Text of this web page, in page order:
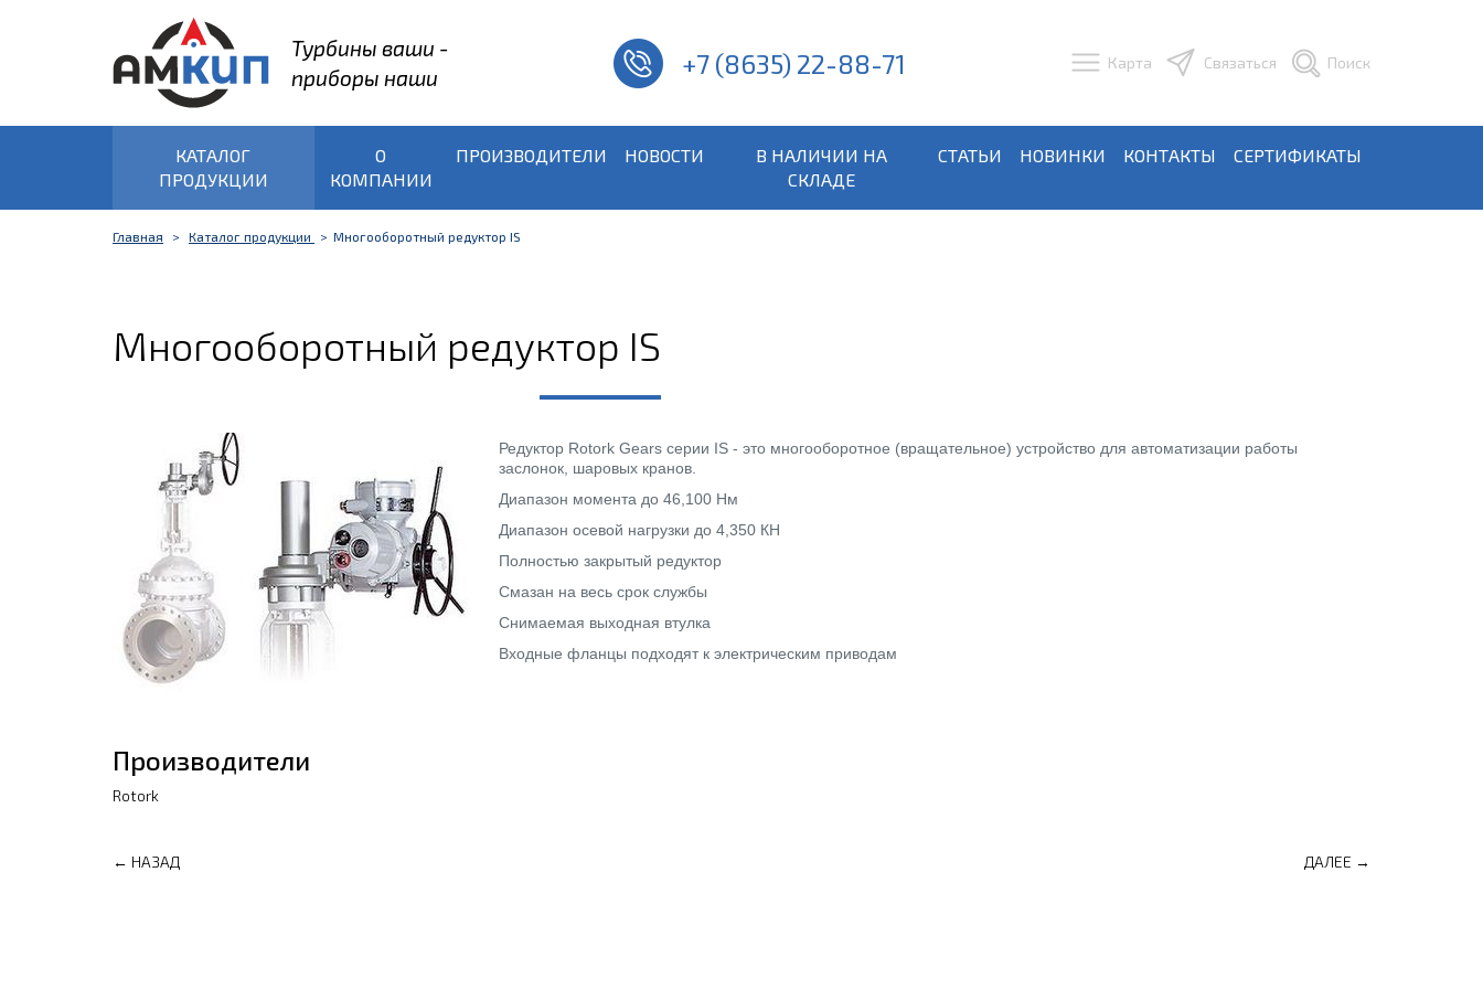
Турбины ваши -
приборы наши
+7 (8635) 22-88-71 Карта Связаться Поиск
КАТАЛОГ
ПРОДУКЦИИ
О
КОМПАНИИ
ПРОИЗВОДИТЕЛИ НОВОСТИ
В НАЛИЧИИ НА
СКЛАДЕ
СТАТЬИ НОВИНКИ КОНТАКТЫ СЕРТИФИКАТЫ
Главная Каталог продукции Многооборотный редуктор IS
Многооборотный редуктор IS
Редуктор Rotork Gears серии IS - это многооборотное (вращательное) устройство для автоматизации работы
заслонок, шаровых кранов.
Диапазон момента до 46,100 Нм
Диапазон осевой нагрузки до 4,350 КН
Полностью закрытый редуктор
Смазан на весь срок службы
Снимаемая выходная втулка
Входные фланцы подходят к электрическим приводам
Производители
Rotork
← НАЗАД ДАЛЕЕ →